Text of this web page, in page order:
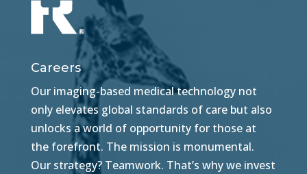
Careers
Our imaging-based medical technology not
only elevates global standards of care but also
unlocks a world of opportunity for those at
the forefront. The mission is monumental.
Our strategy? Teamwork. That’s why we invest